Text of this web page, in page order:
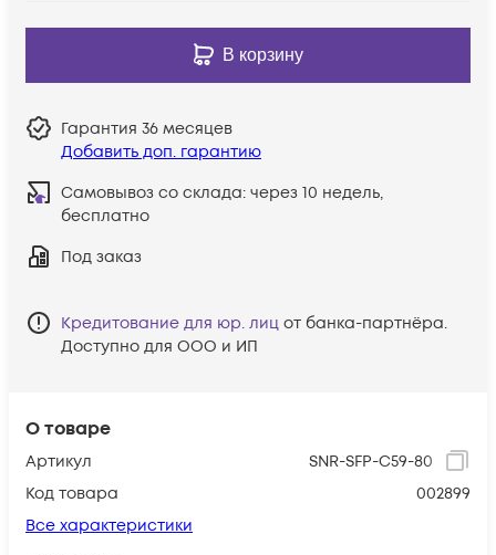
О товаре
Артикул
SNR-SFP-C59-80
Код товара
002899
Все характеристики
В корзину
Гарантия 36 месяцев
Добавить доп. гарантию
Самовывоз со склада: через 10 недель,
бесплатно
Под заказ
Кредитование для юр. лиц от банка-партнёра.
Доступно для ООО и ИП